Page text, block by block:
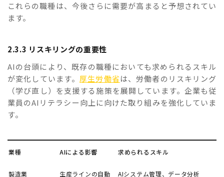
これらの職種は、今後さらに需要が高まると予想されてい
ます。
2.3.3 リスキリングの重要性
AIの台頭により、既存の職種においても求められるスキル
が変化しています。厚生労働省は、労働者のリスキリング
（学び直し）を支援する施策を展開しています。企業も従
業員のAIリテラシー向上に向けた取り組みを強化していま
す。
業種 AIによる影響 求められるスキル
製造業 生産ラインの自動 AIシステム管理、データ分析